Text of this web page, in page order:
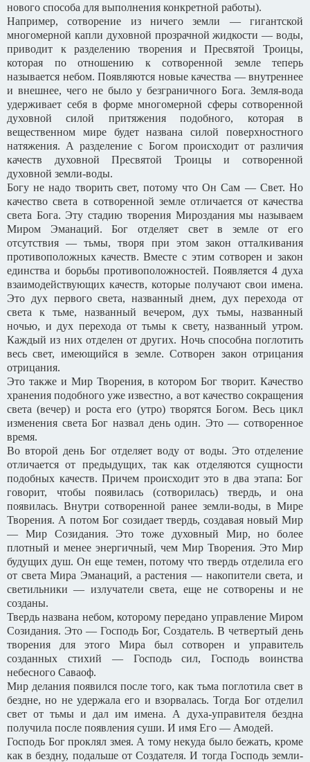
нового способа для выполнения конкретной работы).
Например, сотворение из ничего земли — гигантской
многомерной капли духовной прозрачной жидкости — воды,
приводит к разделению творения и Пресвятой Троицы,
которая по отношению к сотворенной земле теперь
называется небом. Появляются новые качества — внутреннее
и внешнее, чего не было у безграничного Бога. Земля-вода
удерживает себя в форме многомерной сферы сотворенной
духовной силой притяжения подобного, которая в
вещественном мире будет названа силой поверхностного
натяжения. А разделение с Богом происходит от различия
качеств духовной Пресвятой Троицы и сотворенной
духовной земли-воды.
Богу не надо творить свет, потому что Он Сам — Свет. Но
качество света в сотворенной земле отличается от качества
света Бога. Эту стадию творения Мироздания мы называем
Миром Эманаций. Бог отделяет свет в земле от его
отсутствия — тьмы, творя при этом закон отталкивания
противоположных качеств. Вместе с этим сотворен и закон
единства и борьбы противоположностей. Появляется 4 духа
взаимодействующих качеств, которые получают свои имена.
Это дух первого света, названный днем, дух перехода от
света к тьме, названный вечером, дух тьмы, названный
ночью, и дух перехода от тьмы к свету, названный утром.
Каждый из них отделен от других. Ночь способна поглотить
весь свет, имеющийся в земле. Сотворен закон отрицания
отрицания.
Это также и Мир Творения, в котором Бог творит. Качество
хранения подобного уже известно, а вот качество сокращения
света (вечер) и роста его (утро) творятся Богом. Весь цикл
изменения света Бог назвал день один. Это — сотворенное
время.
Во второй день Бог отделяет воду от воды. Это отделение
отличается от предыдущих, так как отделяются сущности
подобных качеств. Причем происходит это в два этапа: Бог
говорит, чтобы появилась (сотворилась) твердь, и она
появилась. Внутри сотворенной ранее земли-воды, в Мире
Творения. А потом Бог созидает твердь, создавая новый Мир
— Мир Созидания. Это тоже духовный Мир, но более
плотный и менее энергичный, чем Мир Творения. Это Мир
будущих душ. Он еще темен, потому что твердь отделила его
от света Мира Эманаций, а растения — накопители света, и
светильники — излучатели света, еще не сотворены и не
созданы.
Твердь названа небом, которому передано управление Миром
Созидания. Это — Господь Бог, Создатель. В четвертый день
творения для этого Мира был сотворен и управитель
созданных стихий — Господь сил, Господь воинства
небесного Саваоф.
Мир делания появился после того, как тьма поглотила свет в
бездне, но не удержала его и взорвалась. Тогда Бог отделил
свет от тьмы и дал им имена. А духа-управителя бездна
получила после появления суши. И имя Его — Амодей.
Господь Бог проклял змея. А тому некуда было бежать, кроме
как в бездну, подальше от Создателя. И тогда Господь земли-